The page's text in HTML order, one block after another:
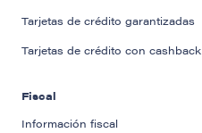
Tarjetas de crédito garantizadas
Tarjetas de crédito con cashback
Fiscal
Información fiscal